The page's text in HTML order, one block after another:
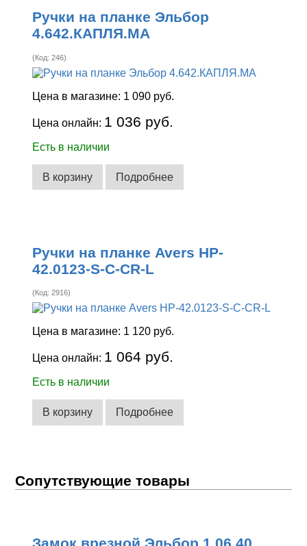
Ручки на планке Эльбор
4.642.КАПЛЯ.МА
(Код:246)
Цена в магазине: 1 090 руб.
Цена онлайн: 1 036 руб.
Есть в наличии
В корзину Подробнее
Ручки на планке Avers HP-
42.0123-S-C-CR-L
(Код:2916)
Цена в магазине: 1 120 руб.
Цена онлайн: 1 064 руб.
Есть в наличии
В корзину Подробнее
Сопутствующие товары
Замок врезной Эльбор 1.06.40